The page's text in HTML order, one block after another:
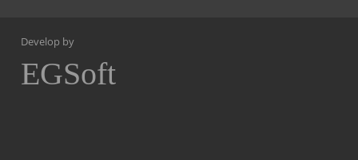
Develop by
EGSoft